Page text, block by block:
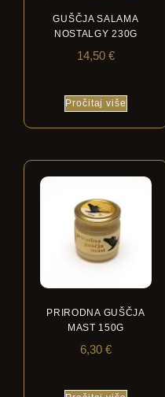
GUŠČJA SALAMA
NOSTALGY 230G
14,50 €
Pročitaj više
PRIRODNA GUŠČJA
MAST 150G
6,30 €